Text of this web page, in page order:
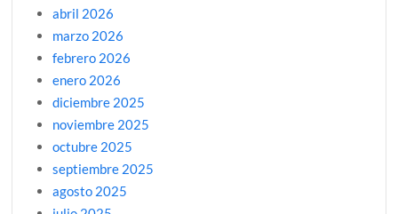
abril 2026
marzo 2026
febrero 2026
enero 2026
diciembre 2025
noviembre 2025
octubre 2025
septiembre 2025
agosto 2025